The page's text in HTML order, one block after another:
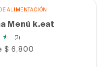
ALIMENTACIÓN
Menú k.eat
(3)3
totales
$ 6,800